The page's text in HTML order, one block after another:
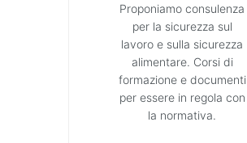
Proponiamo consulenza
per la sicurezza sul
lavoro e sulla sicurezza
alimentare. Corsi di
formazione e documenti
per essere in regola con
la normativa.